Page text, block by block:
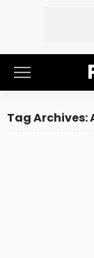
Tag Archives: